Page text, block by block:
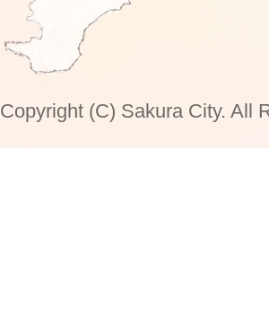
Copyright (C) Sakura City. All